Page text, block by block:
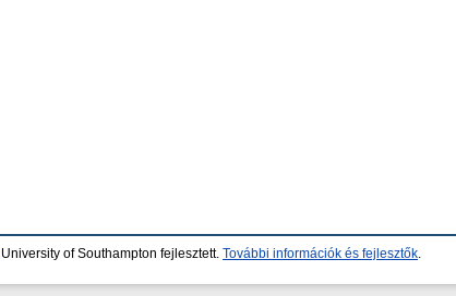
, University of Southampton fejlesztett. További információk és fejlesztők